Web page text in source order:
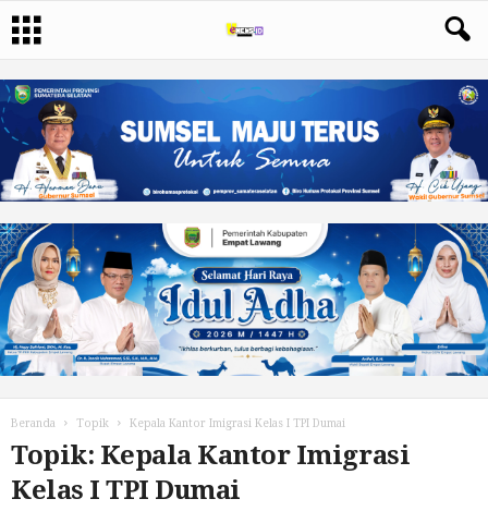
Beranda Topik Kepala Kantor Imigrasi Kelas I TPI Dumai
Topik: Kepala Kantor Imigrasi
Kelas I TPI Dumai